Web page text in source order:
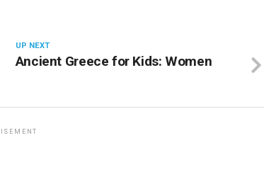
UP NEXT
Ancient Greece for Kids: Women